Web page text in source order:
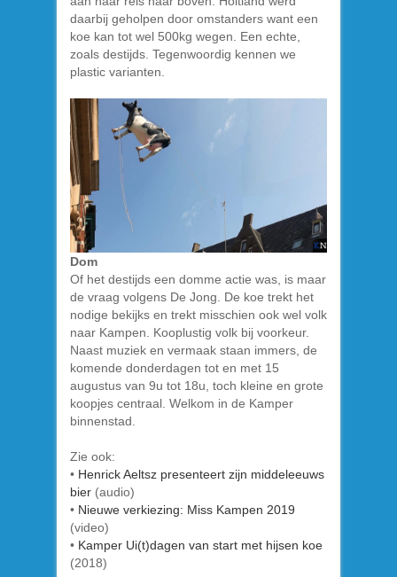
daarbij geholpen door omstanders want een
koe kan tot wel 500kg wegen. Een echte,
zoals destijds. Tegenwoordig kennen we
plastic varianten.
Dom
Of het destijds een domme actie was, is maar
de vraag volgens De Jong. De koe trekt het
nodige bekijks en trekt misschien ook wel volk
naar Kampen. Kooplustig volk bij voorkeur.
Naast muziek en vermaak staan immers, de
komende donderdagen tot en met 15
augustus van 9u tot 18u, toch kleine en grote
koopjes centraal. Welkom in de Kamper
binnenstad.
Zie ook:
• Henrick Aeltsz presenteert zijn middeleeuws
bier (audio)
• Nieuwe verkiezing: Miss Kampen 2019
(video)
• Kamper Ui(t)dagen van start met hijsen koe
(2018)